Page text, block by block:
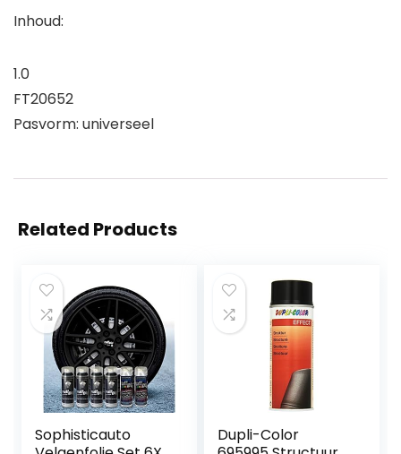
Inhoud:
1.0
FT20652
Pasvorm: universeel
Related Products
Sophisticauto
Dupli-Color